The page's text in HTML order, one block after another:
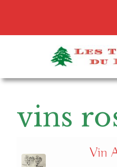
vins
Vin